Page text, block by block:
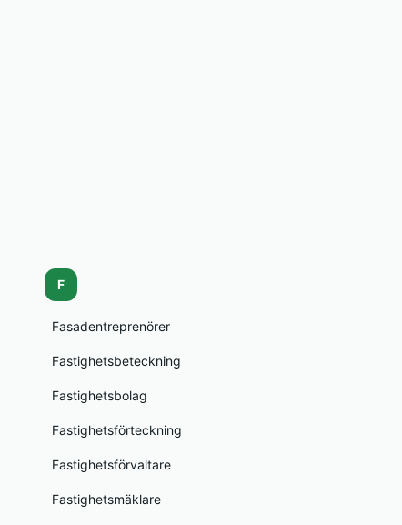
F
Fasadentreprenörer
Fastighetsbeteckning
Fastighetsbolag
Fastighetsförteckning
Fastighetsförvaltare
Fastighetsmäklare